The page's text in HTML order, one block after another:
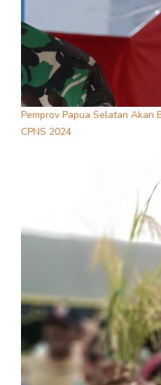
Pemprov Papua Selatan Akan
CPNS 2024